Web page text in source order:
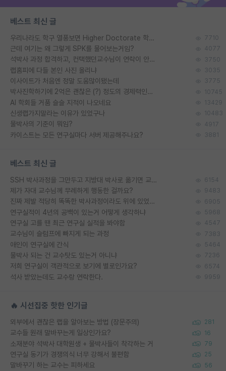
베스트 최신 글
우리나라도 학구 열풍보면 Higher Doctorate 학위가 필요하다고 봅니다. 7710
근데 여기는 왜 그렇게 SPK를 물어보는거임? 4077
석박사 과정 합격하고, 컨택했던교수님이 연락이 안됩니다... 3750
랩홈피에 다들 본인 사진 올리냐 3035
이사이트가 처음엔 정말 도움많이됐는데 3775
박사진학하기에 2억은 괜찮은 (?) 정도의 경제력인가요 10745
AI 학회들 거품 슬슬 지적이 나오네요 13429
신생랩가지말라는 이유가 있었구나 10483
물박사의 기준이 뭐임? 4917
카이스트는 모든 연구실마다 서버 제공해주나요? 3881
베스트 최신 글
SSH 박사과정을 그만두고 지방대 박사로 옮기면 교수의 꿈은 끝일까요? 6154
제가 자대 교수님께 무례하게 행동한 걸까요? 9483
진짜 제발 적당히 똑똑한 박사과정이라도 위에 있었으면.. 6905
연구실적이 4년의 공백이 있는거 어떻게 생각하냐 5968
연구실 고를 땐 최근 연구실 실적을 봐야함 4547
교수님이 슬럼프에 빠지게 되는 과정 7383
애인이 연구실에 간식 5464
물박사 되는 건 교수탓도 있는거 아니냐 7236
저희 연구실이 객관적으로 보기에 별로인가요? 6574
석사 받았는데도 교수랑 연락한다. 9959
🔥 시선집중 핫한 인기글
외부에서 괜찮은 랩을 알아보는 방법 (장문주의) 281
교수들 원래 말바꾸는게 일상인가요? 16
소재분야 석박사 대학원생 + 물박사들이 착각하는 거 79
연구실 동기가 경쟁의식 너무 강해서 불편함 25
말바꾸기 하는 교수는 피하세요 56